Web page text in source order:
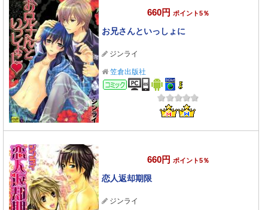
660円 ポイント5％
お兄さんといっしょに
ジンライ
笠倉出版社
コミック
660円 ポイント5％
恋人返却期限
ジンライ